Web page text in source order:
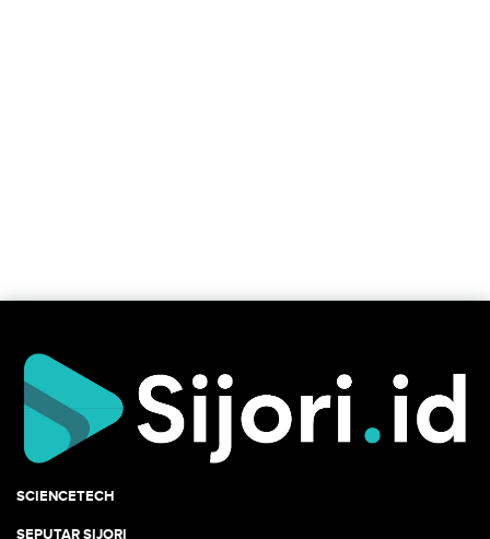
SCIENCETECH
SEPUTAR SIJORI